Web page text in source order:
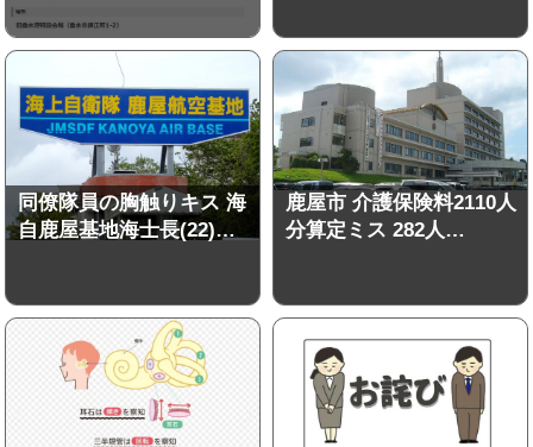
同僚隊員の胸触りキス 海
自鹿屋基地海士長(22)…
鹿屋市 介護保険料2110人
分算定ミス 282人…